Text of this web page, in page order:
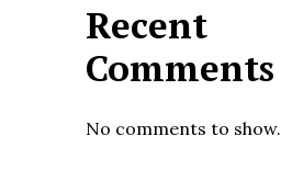
Recent
Comments
No comments to show.